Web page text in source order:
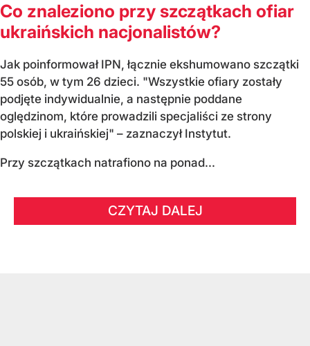
Co znaleziono przy szczątkach ofiar
ukraińskich nacjonalistów?
Jak poinformował IPN, łącznie ekshumowano szczątki
55 osób, w tym 26 dzieci. "Wszystkie ofiary zostały
podjęte indywidualnie, a następnie poddane
oględzinom, które prowadzili specjaliści ze strony
polskiej i ukraińskiej" – zaznaczył Instytut.
Przy szczątkach natrafiono na ponad...
CZYTAJ DALEJ